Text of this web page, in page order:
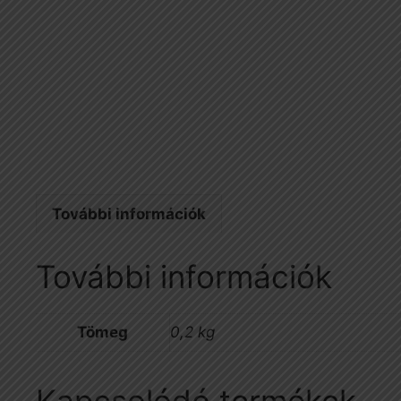
További információk
További információk
Tömeg 0,2 kg